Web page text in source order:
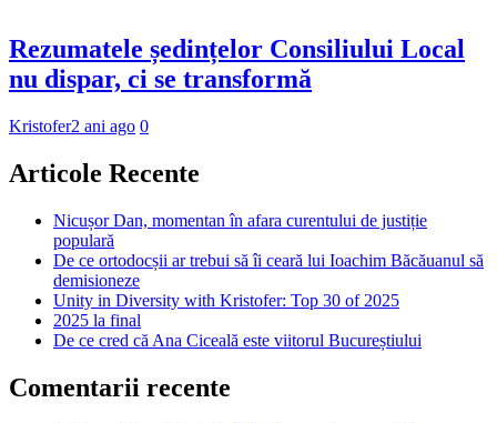
Rezumatele ședințelor Consiliului Local
nu dispar, ci se transformă
Kristofer2 ani ago 0
Articole Recente
Nicușor Dan, momentan în afara curentului de justiție
populară
De ce ortodocșii ar trebui să îi ceară lui Ioachim Băcăuanul să
demisioneze
Unity in Diversity with Kristofer: Top 30 of 2025
2025 la final
De ce cred că Ana Ciceală este viitorul Bucureștiului
Comentarii recente